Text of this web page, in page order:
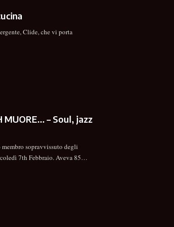
Clide, che vi porta
MUORE… – Soul, jazz
sopravvissuto degli
7th Febbraio. Aveva 85…